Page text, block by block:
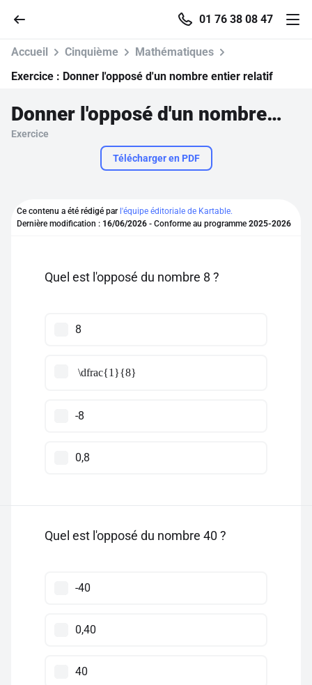
01 76 38 08 47
Accueil
Se connecter
S'inscrire gratuitement
Accueil Cinquième
Mathématiques
Exercice : Donner l'opposé d'un nombre entier relatif
Donner l'opposé d'un nombre entier relatif
Exercice
Télécharger en PDF
Ce contenu a été rédigé par l'équipe éditoriale de Kartable.
Dernière modification : 16/06/2026 - Conforme au programme 2025-2026
Quel est l'opposé du nombre 8 ?
8
\dfrac{1}{8}
-8
0,8
Quel est l'opposé du nombre 40 ?
-40
0,40
40